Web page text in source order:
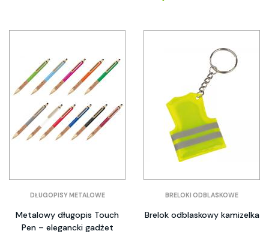
DŁUGOPISY METALOWE
Metalowy długopis Touch
Pen – elegancki gadżet
BRELOKI ODBLASKOWE
Brelok odblaskowy kamizelka